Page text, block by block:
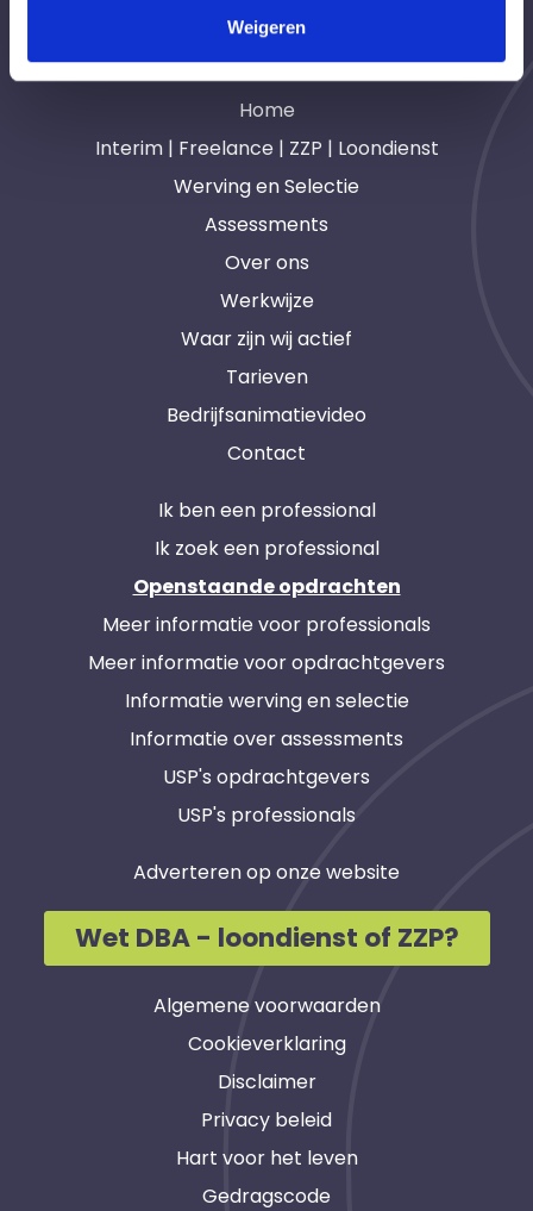
Weigeren
Navigatie
Home
Interim | Freelance | ZZP | Loondienst
Werving en Selectie
Assessments
Over ons
Werkwijze
Waar zijn wij actief
Tarieven
Bedrijfsanimatievideo
Contact
Ik ben een professional
Ik zoek een professional
Openstaande opdrachten
Meer informatie voor professionals
Meer informatie voor opdrachtgevers
Informatie werving en selectie
Informatie over assessments
USP's opdrachtgevers
USP's professionals
Adverteren op onze website
Wet DBA - loondienst of ZZP?
Algemene voorwaarden
Cookieverklaring
Disclaimer
Privacy beleid
Hart voor het leven
Gedragscode